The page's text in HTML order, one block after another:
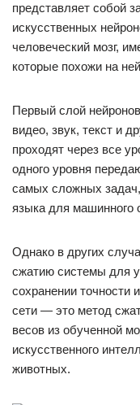
представляет собой
искусственных
человеческий мозг,
которые похожи на
Первый слой
видео, звук, текст и
проходят через все
одного уровня
самых сложных задач,
языка для машинного
Однако в других
сжатию системы для
сохранении точности
сети — это метод
весов из обученной
искусственного
животных.